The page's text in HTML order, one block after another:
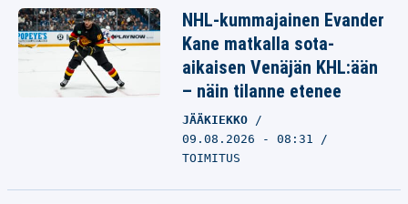
NHL-kummajainen Evander
Kane matkalla sota-
aikaisen Venäjän KHL:ään
– näin tilanne etenee
JÄÄKIEKKO
09.08.2026 - 08:31
TOIMITUS